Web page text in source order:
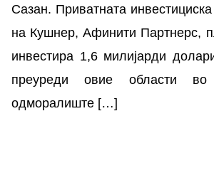
Сазан. Приватната инвестициска
на Кушнер, Афинити Партнерс,
инвестира 1,6 милијарди
преуреди овие области во
одморалиште […]